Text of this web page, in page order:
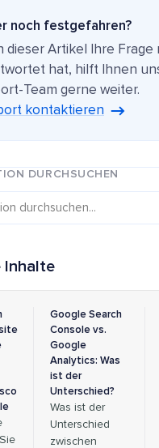
noch festgefahren?
dieser Artikel Ihre Frage
hat, hilft Ihnen
Team gerne weiter.
kontaktieren
DURCHSUCHEN
Inhalte
Google Search
Console vs.
Google
Analytics: Was
ist der
Unterschied?
Was ist der
Unterschied
zwischen